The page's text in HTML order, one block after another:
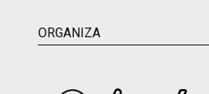
ORGANIZA